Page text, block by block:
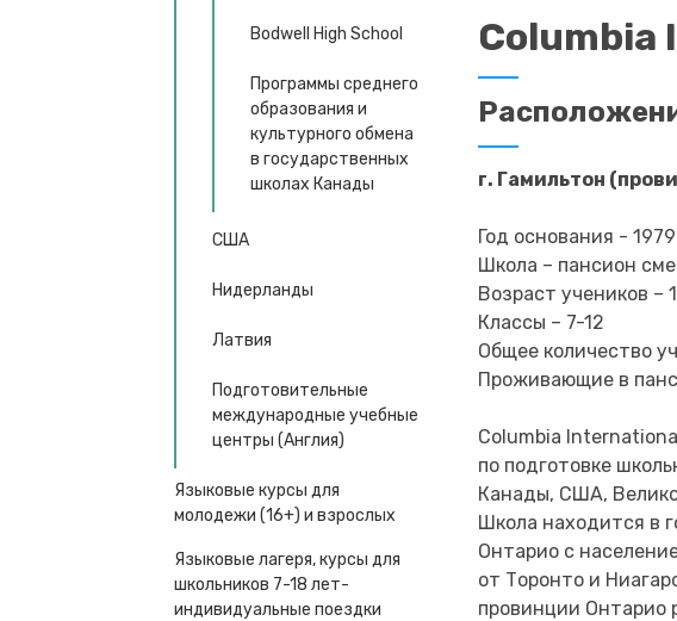
Bodwell High School
Программы среднего
образования и
культурного обмена
в государственных
школах Канады
США
Нидерланды
Латвия
Подготовительные
международные учебные
центры (Англия)
Языковые курсы для
молодежи (16+) и взрослых
Языковые лагеря, курсы для
школьников 7-18 лет-
индивидуальные поездки
Columbia
г. Гамильтон
Год основания - 1979
Школа – пансион
Возраст учеников –
Классы – 7-12
Общее количество
Проживающие в
Columbia
по подготовке
Канады, США,
Школа находится в
Онтарио с
от Торонто и
провинции Онтарио